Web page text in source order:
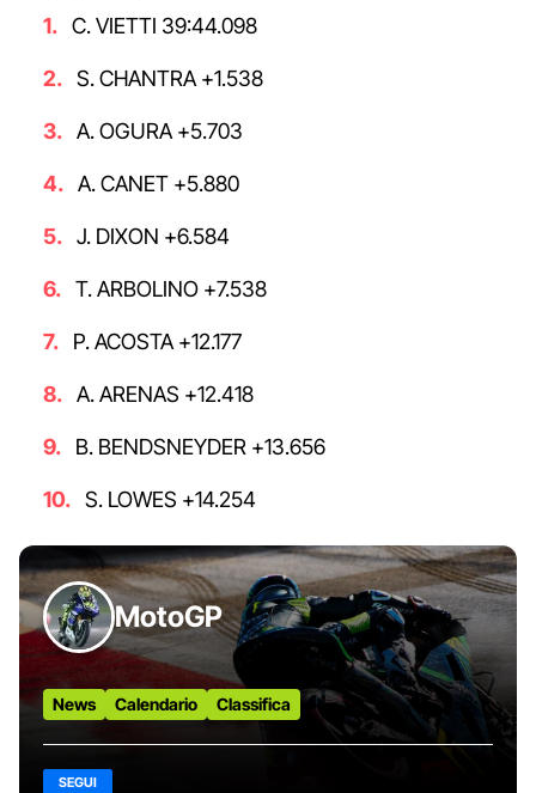
C. VIETTI 39:44.098
S. CHANTRA +1.538
A. OGURA +5.703
A. CANET +5.880
J. DIXON +6.584
T. ARBOLINO +7.538
P. ACOSTA +12.177
A. ARENAS +12.418
B. BENDSNEYDER +13.656
S. LOWES +14.254
MotoGP
News Calendario Classifica
SEGUI